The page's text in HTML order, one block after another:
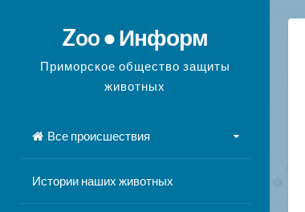
содержимомуZoo ● Информ
Приморское общество защиты
животных
Все происшествия
Истории наших животных